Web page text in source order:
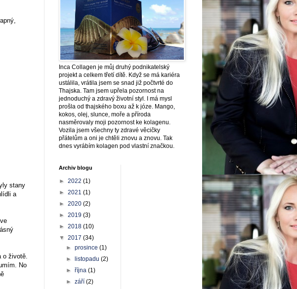
stany
a
o životě.
No
Inca Collagen je můj druhý podnikatelský
projekt a celkem třetí dítě. Když se má kariéra
ustálila, vrátila jsem se snad již počtvrté do
Thajska. Tam jsem upřela pozornost na
jednoduchý a zdravý životní styl. I má mysl
prošla od thajského boxu až k józe. Mango,
kokos, olej, slunce, moře a příroda
nasměrovaly moji pozornost ke kolagenu.
Vozila jsem všechny ty zdravé věcičky
přátelům a oni je chtěli znovu a znovu. Tak
dnes vyrábím kolagen pod vlastní značkou.
Archiv blogu
► 2022 (1)
► 2021 (1)
► 2020 (2)
► 2019 (3)
► 2018 (10)
▼ 2017 (34)
►prosince(1)
►
listopadu(2)
►října(1)
►září(2)